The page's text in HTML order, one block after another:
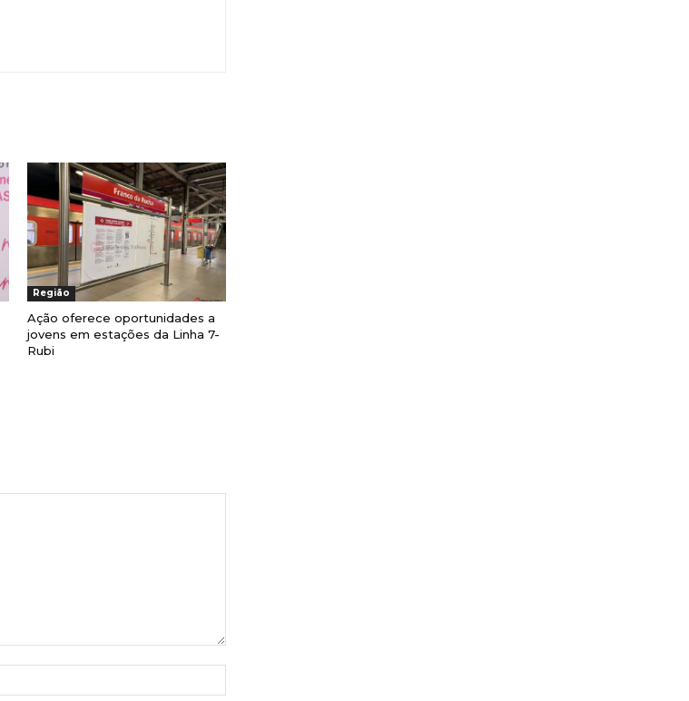
Região
Ação oferece oportunidades a
jovens em estações da Linha 7-
Rubi